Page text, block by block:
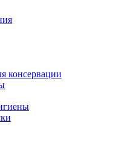
консервации